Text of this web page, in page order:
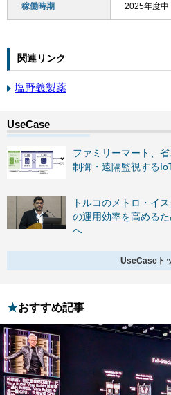
稼働時期 2025年度中
関連リンク
塩野義製薬
ファミリーマート、
制御・遠隔監視する
トルコのメトロ・イ
の運用効率を高める
へ
UseCaseト
おすすめ記事